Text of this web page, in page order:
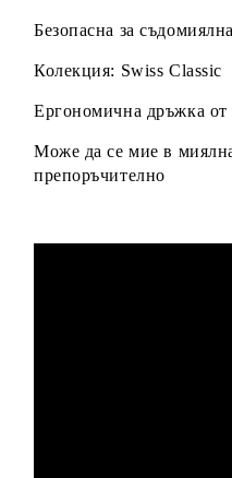
Безопасна за
Колекция: Swiss Classic
Ергономична дръжка от
Може да се мие в
препоръчително